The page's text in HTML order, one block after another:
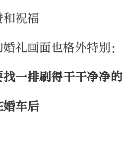
和祝福
礼画面也格外特别：
一排刷得干干净净的
婚车后